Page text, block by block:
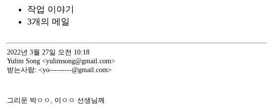
작업 이야기
3개의 메일
2022년 3월 27일 오전 10:18
Yulim Song <yulimsong@gmail.com>
받는사람: <yo---------@gmail.com>
그리운 박ㅇㅇ, 이ㅇㅇ 선생님께